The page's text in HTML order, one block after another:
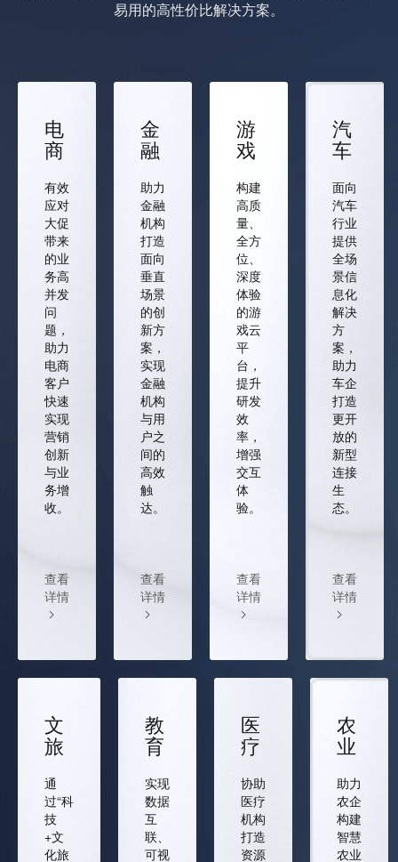
易用的高性价比解决方案。
电
商
有效
应对
大促
带来
的业
务高
并发
问
题，
助力
电商
客户
快速
实现
营销
创新
与业
务增
收。
查看
详情
金
融
助力
金融
机构
打造
面向
垂直
场景
的创
新方
案，
实现
金融
机构
与用
户之
间的
高效
触
达。
查看
详情
游
戏
构建
高质
量、
全方
位、
深度
体验
的游
戏云
平
台，
提升
研发
效
率，
增强
交互
体
验。
查看
详情
汽
车
面向
汽车
行业
提供
全场
景信
息化
解决
方
案，
助力
车企
打造
更开
放的
新型
连接
生
态。
查看
详情
文
旅
通
过“科
技
+文
化旅
教
育
实现
数据
互
联、
可视
医
疗
协助
医疗
机构
打造
资源
农
业
助力
农企
构建
智慧
农业